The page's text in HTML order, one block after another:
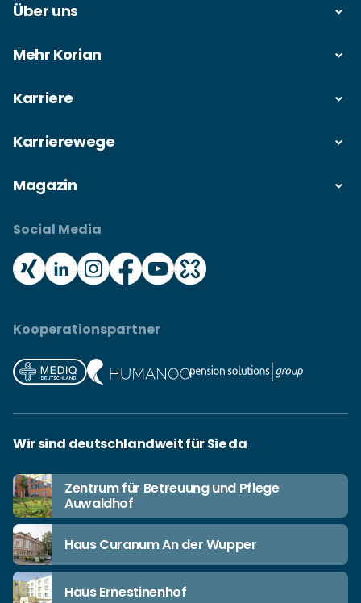
Über uns
Mehr Korian
Karriere
Karrierewege
Magazin
Social Media
Kooperationspartner
Wir sind deutschlandweit für Sie da
Zentrum für Betreuung und Pflege
Auwaldhof
Haus Curanum An der Wupper
Haus Ernestinenhof